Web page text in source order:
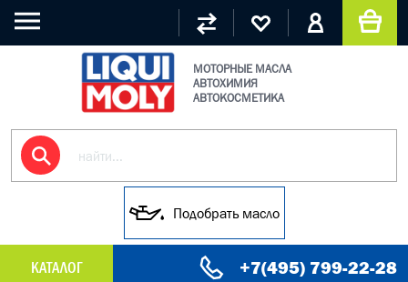
МОТОРНЫЕ МАСЛА
АВТОХИМИЯ
АВТОКОСМЕТИКА
Подобрать масло
КАТАЛОГ +7(495) 799-22-28